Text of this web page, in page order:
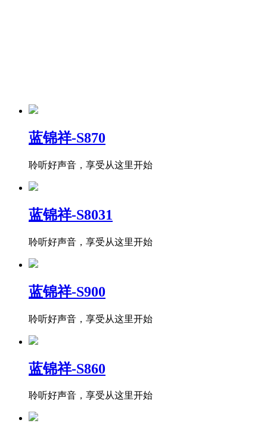
蓝锦祥-S870
聆听好声音，享受从这里开始
蓝锦祥-S8031
聆听好声音，享受从这里开始
蓝锦祥-S900
聆听好声音，享受从这里开始
蓝锦祥-S860
聆听好声音，享受从这里开始